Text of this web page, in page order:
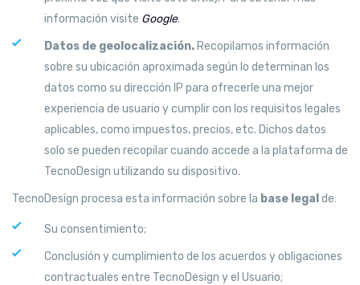
información visite Google.
Datos de geolocalización. Recopilamos información
sobre su ubicación aproximada según lo determinan los
datos como su dirección IP para ofrecerle una mejor
experiencia de usuario y cumplir con los requisitos legales
aplicables, como impuestos, precios, etc. Dichos datos
solo se pueden recopilar cuando accede a la plataforma de
TecnoDesign utilizando su dispositivo.
TecnoDesign procesa esta información sobre la base legal de:
Su consentimiento;
Conclusión y cumplimiento de los acuerdos y obligaciones
contractuales entre TecnoDesign y el Usuario;